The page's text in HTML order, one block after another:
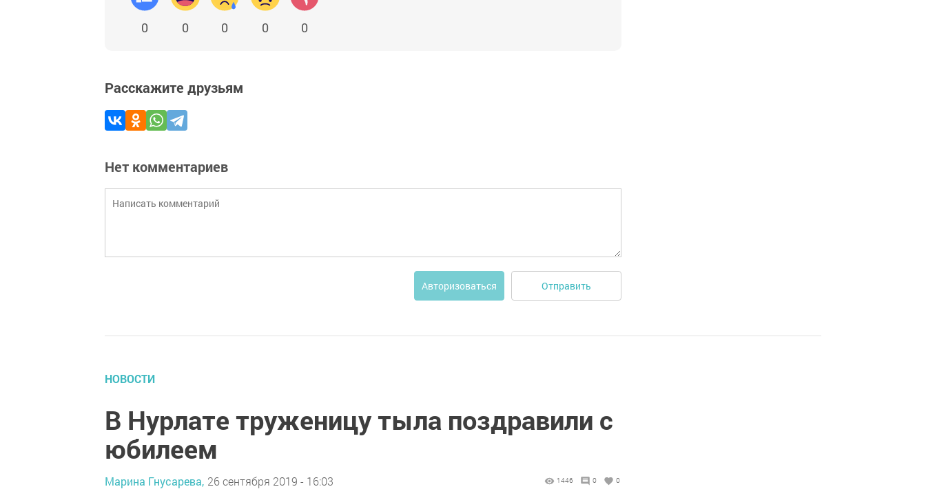
0 0 0 0 0
Расскажите друзьям
Нет комментариев
Авторизоваться Отправить
НОВОСТИ
В Нурлате труженицу тыла поздравили с
юбилеем
Марина Гнусарева, 26 сентября 2019 - 16:03 1446 0 0